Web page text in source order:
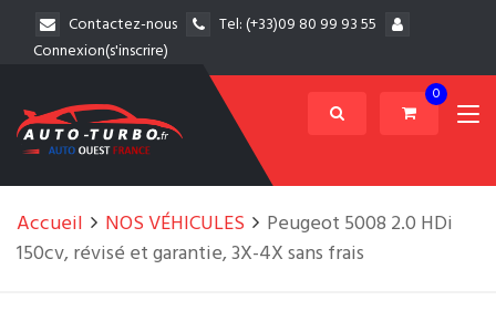
Contactez-nous Tel:(+33)09 80 99 93 55
Connexion(s'inscrire)
0
Accueil NOS VÉHICULES
Peugeot 5008 2.0 HDi
150cv, révisé et garantie, 3X-4X sans frais